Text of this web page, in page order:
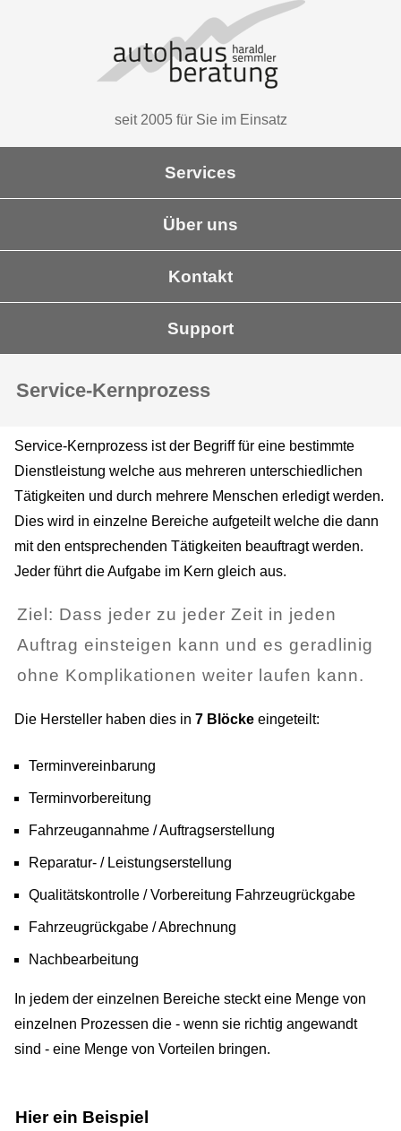
seit 2005 für Sie im Einsatz
Services
Über uns
Kontakt
Support
Service-Kernprozess
Service-Kernprozess ist der Begriff für eine bestimmte
Dienstleistung welche aus mehreren unterschiedlichen
Tätigkeiten und durch mehrere Menschen erledigt werden.
Dies wird in einzelne Bereiche aufgeteilt welche die dann
mit den entsprechenden Tätigkeiten beauftragt werden.
Jeder führt die Aufgabe im Kern gleich aus.
Ziel: Dass jeder zu jeder Zeit in jeden
Auftrag einsteigen kann und es geradlinig
ohne Komplikationen weiter laufen kann.
Die Hersteller haben dies in 7 Blöcke eingeteilt:
Terminvereinbarung
Terminvorbereitung
Fahrzeugannahme / Auftragserstellung
Reparatur- / Leistungserstellung
Qualitätskontrolle / Vorbereitung Fahrzeugrückgabe
Fahrzeugrückgabe / Abrechnung
Nachbearbeitung
In jedem der einzelnen Bereiche steckt eine Menge von
einzelnen Prozessen die - wenn sie richtig angewandt
sind - eine Menge von Vorteilen bringen.
Hier ein Beispiel